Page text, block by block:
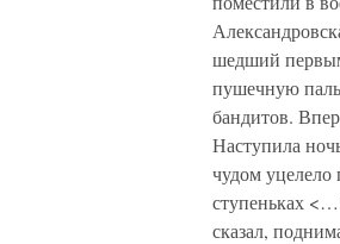
шедший
пушечную
бандитов.
Наступила
чудом
ступеньках
сказал,